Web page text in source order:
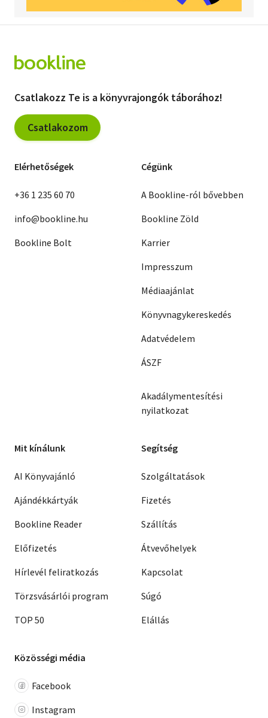
Csatlakozz Te is a könyvrajongók táborához!
Csatlakozom
Elérhetőségek
+36 1 235 60 70
info@bookline.hu
Bookline Bolt
Cégünk
A Bookline-ról bővebben
Bookline Zöld
Karrier
Impresszum
Médiaajánlat
Könyvnagykereskedés
Adatvédelem
ÁSZF
Akadálymentesítési
nyilatkozat
Mit kínálunk
AI Könyvajánló
Ajándékkártyák
Bookline Reader
Előfizetés
Hírlevél feliratkozás
Törzsvásárlói program
TOP 50
Segítség
Szolgáltatások
Fizetés
Szállítás
Átvevőhelyek
Kapcsolat
Súgó
Elállás
Közösségi média
Facebook
Instagram